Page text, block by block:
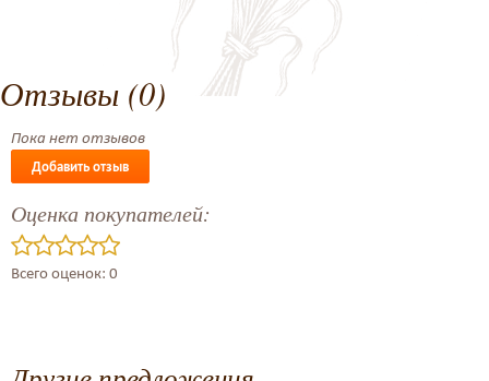
Отзывы (0)
Пока нет отзывов
Добавить отзыв
Оценка покупателей:
Всего оценок: 0